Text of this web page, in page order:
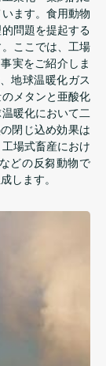
ます。食用動物
問題を提起する
ここでは、工場
実をご紹介しま
地球温暖化ガス
メタンと亜酸化
暖化において二
閉じ込め効果は
場式畜産におけ
どの反芻動物で
します。